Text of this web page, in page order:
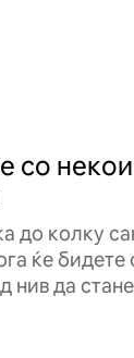
со некои
до колку
ќе бидете
нив да стане